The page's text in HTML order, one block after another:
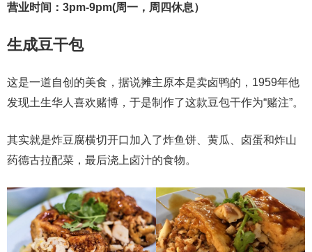
营业时间：3pm-9pm(周一，周四休息）
生成豆干包
这是一道自创的美食，据说摊主原本是卖卤鸭的，1959年他
发现土生华人喜欢赌博，于是制作了这款豆包干作为“赌注”。
其实就是炸豆腐横切开口加入了炸鱼饼、黄瓜、卤蛋和炸山
药德古拉配菜，最后浇上卤汁的食物。